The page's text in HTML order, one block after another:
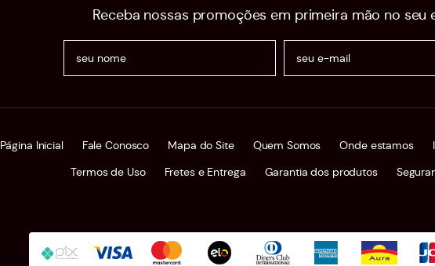
Receba nossas promoções em primeira mão no seu
Página Inicial Fale Conosco Mapa do Site Quem Somos Onde estamos
Termos de Uso
Fretes e Entrega Garantia dos produtos